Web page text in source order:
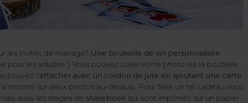
les invités de mariage? Une bouteille de vin personnalisée
pour les adultes ;) Vous pouvez coller votre photo sur la bouteille
pouvez l’attacher avec un cordon de jute en ajoutant une carte
montré sur deux photos au-dessus). Pour faire un tel cadeau vous
aussi les tirages de sharebook qui sont imprimés sur un papier